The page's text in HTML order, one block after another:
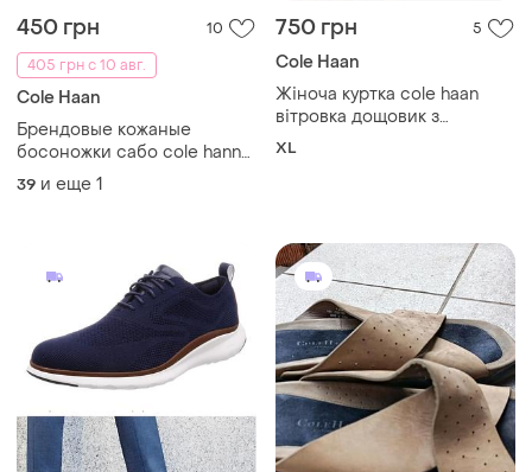
450 грн
10
405 грн с 10 авг.
Cole Haan
Брендовые кожаные
босоножки сабо cole hann
nike air
39 и еще 1
750 грн 5
Cole Haan
Жіноча куртка cole haan
вітровка дощовик з
капюшоном розмір xl чорна
XL